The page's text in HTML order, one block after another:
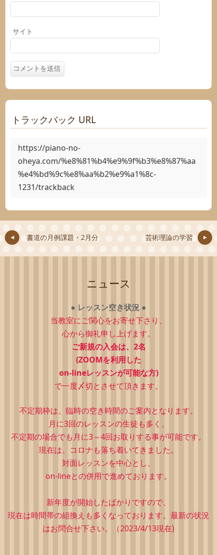
サイト
トラックバック URL
https://piano-no-
oheya.com/%e8%81%b4%e9%9f%b3%e8%87%aa
%e4%bd%9c%e8%aa%b2%e9%a1%8c-
1231/trackback
書道の月例課題・2月分 芸術理論の学習
ニュース
● レッスン空き状況 ●
当教室にご関心をお寄せ下さり、
心から御礼申し上げます。
ご新規の入会は、2名
(ZOOMを利用した
on-lineレッスンが可能な方)
で一度〆切とさせて頂きます。
不定期枠は、 臨時の空き時間のご案内となります。
月に3回のレッスンの生徒も多く、
不定期の場合でも月に3～4回お取りする事が可能です。
現在は、コロナも落ち着いてきました。
対面レッスンを中心とし、
on-lineとの併用で進めております。
新年度が開始したばかりですので、
現在は時間帯の組換えも多くなっております。最新の状況
はお問合せ下さい。（2023/4/13現在)